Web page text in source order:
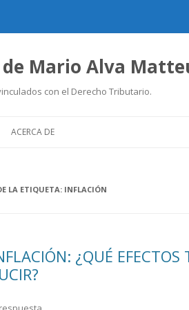
de Mario Alva
con el Derecho Tributario.
ACERCA DE
LA ETIQUETA: INFLACIÓN
¿QUÉ EFECTOS